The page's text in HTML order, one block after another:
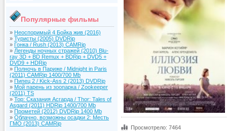
Популярные фильмы
» Неоспоримый 4 Бойка жив (2016)
» Туристы (2005) DVDRip
» Гонка / Rush (2013) CAMRip
» Легенды ночных стражей (2010) Blu-
ray 3D + BD Remux + BDRip + DVD5 +
DVD9 + HDRip
» Полночь в Париже / Midnight in Paris
(2011) CAMRip 1400/700 Mb
» Пипец 2 / Kick-Ass 2 (2013) DVDRip
» Мой парень из зоопарка / Zookeeper
(2011) TS
» Тор: Сказания Асгарда / Thor: Tales of
Asgard (2011) HDRip 1400/700 Mb
» Прометей (2012) DVDRip 1400 Mb
» Облачно, возможны осадки 2: Месть
ГМО (2013) CAMRip
Просмотрело: 7464